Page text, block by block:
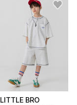
LITTLE BRO